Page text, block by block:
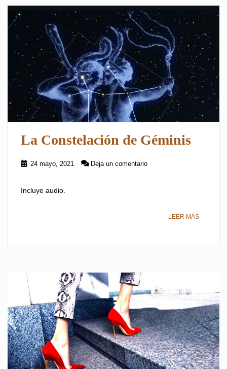
La Constelación de Géminis
24 mayo, 2021 Deja un comentario
Incluye audio.
LEER MÁS